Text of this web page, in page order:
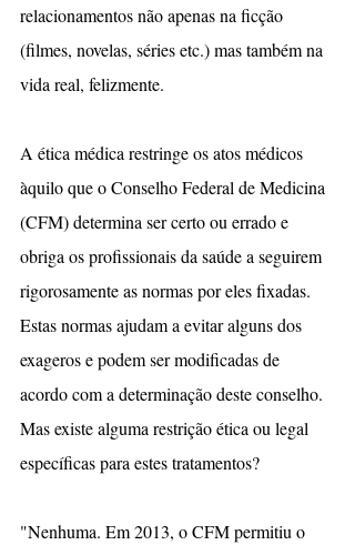
relacionamentos não apenas na ficção
(filmes, novelas, séries etc.) mas também na
vida real, felizmente.
A ética médica restringe os atos médicos
àquilo que o Conselho Federal de Medicina
(CFM) determina ser certo ou errado e
obriga os profissionais da saúde a seguirem
rigorosamente as normas por eles fixadas.
Estas normas ajudam a evitar alguns dos
exageros e podem ser modificadas de
acordo com a determinação deste conselho.
Mas existe alguma restrição ética ou legal
específicas para estes tratamentos?
"Nenhuma. Em 2013, o CFM permitiu o